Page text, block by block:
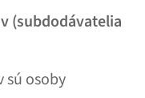
(subdodávatelia
sú osoby